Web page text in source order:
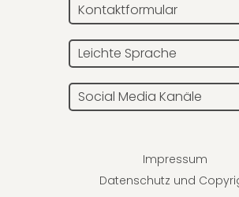
Kontaktformular
Leichte Sprache
Social Media Kanäle
Impressum
Datenschutz und